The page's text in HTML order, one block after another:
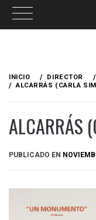
contenido
INICIO DIRECTOR
ALCARRÁS (CARLA
ALCARRÁS
PUBLICADO EN